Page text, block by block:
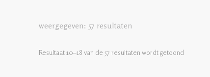
weergegeven: 57 resultaten
Resultaat 10–18 van de 57 resultaten wordt getoond